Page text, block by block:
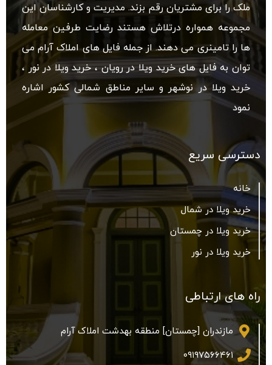
ملک را برای مشتریان رقم بزند. مدیریت و کارشناسان این
مجموعه همواره درتلاش هستند رضایت طرفین معامله
ها را تامینری می دهند. از جمله فایل های املاک آرام می
توان به فایل های خرید ویلا در رویان ، خرید ویلا در نور ،
خرید ویلا در نوشهر و سایر مناطق شمالی کشور اشاره
نمود
دسترسی سریع
خانه
خرید ویلا در شمال
خرید ویلا در چمستان
خرید ویلا در نور
راه های ارتباطی
مازندران [چمستان] منطقه بهدشت املاک آرام
۰۹۱۹۷۵۶۶۴۶۱